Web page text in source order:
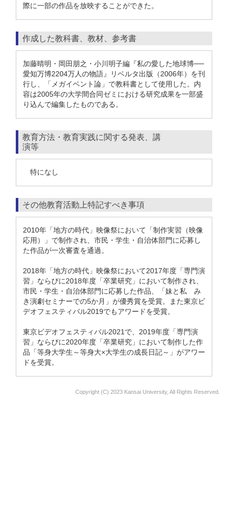
際に一部の作品を放映することができた。
作成した教科書、教材、参考書
加藤晴明・岡田朋之・小川明子編『私の愛した地球博──
愛知万博2204万人の物語』リベルタ出版（2006年）を刊
行し、「メガイベント論」で教科書として使用した。内
容は2005年の大学間合同ゼミにおける研究成果を一部盛
り込んで編集したものである。
教育方法・教育実践に関する発表、講
演等
特になし
その他教育活動上特記すべき事項
2010年「地方の時代」映像祭において「制作実習（映像
応用）」で制作され、市民・学生・自治体部門に応募し
た作品が一次審査を通過。
2018年「地方の時代」映像祭において2017年度「専門演
習」ならびに2018年度「卒業研究」において制作され、
市民・学生・自治体部門に応募した作品、「妹と私 み
き演劇セミナーでの5か月」が優秀賞を受賞。また東京ビ
デオフェスティバル2019でもアワードを受賞。
東京ビデオフェスティバル2021で、2019年度「専門演
習」ならびに2020年度「卒業研究」において制作した作
品「等身大学生～等身大×大学生の成長日記～」がアワー
ドを受賞。
Copyright (C) 2023 Kansai University, All Rights Reserved.